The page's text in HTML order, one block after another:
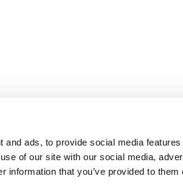
and ads, to provide social media
of our site with our social media,
information that you’ve provided to them